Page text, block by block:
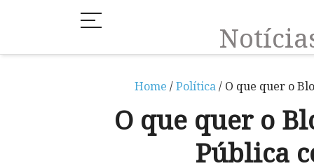
Home /Política/ O que quer o
O que quer o
Pública